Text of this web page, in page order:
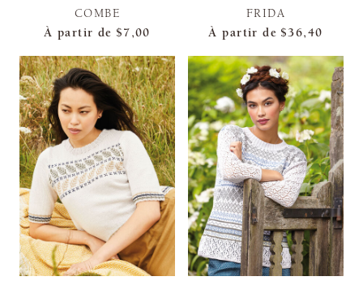
COMBE
À partir de $7,00
FRIDA
À partir de $36,40